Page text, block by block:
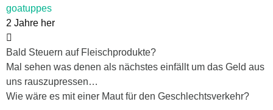
goatuppes
2 Jahre her
Bald Steuern auf Fleischprodukte?
Mal sehen was denen als nächstes einfällt um das Geld aus
uns rauszupressen…
Wie wäre es mit einer Maut für den Geschlechtsverkehr?